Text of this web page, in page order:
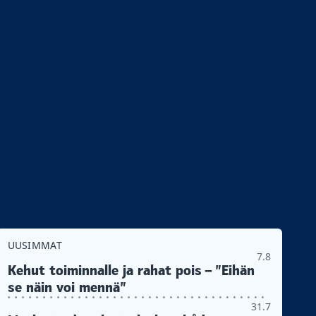
UUSIMMAT
7.8
Kehut toiminnalle ja rahat pois – ”Eihän
se näin voi mennä”
31.7